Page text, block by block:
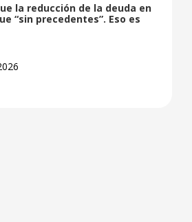
la reducción de la deuda en
“sin precedentes”. Eso es